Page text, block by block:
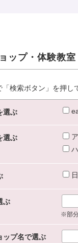
ップ・体験教
検索ボタン」を押し
選ぶ
選ぶ
ぶ
※部
ップ名で選ぶ